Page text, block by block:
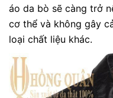
áo da bò sẽ càng trở
cơ thể và không gây
loại chất liệu khác.